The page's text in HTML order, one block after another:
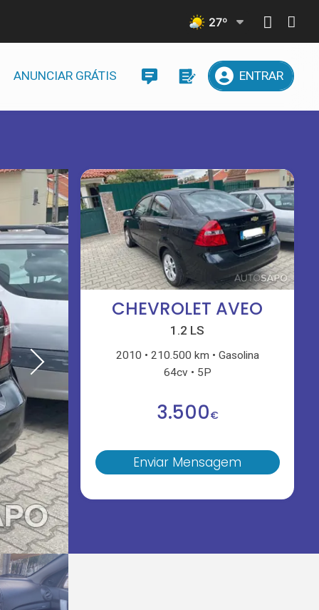
27º
ANUNCIAR GRÁTIS ENTRAR
CHEVROLET AVEO
1.2 LS
2010 210.500 km
Gasolina
64cv
5P
3.500€
Enviar Mensagem